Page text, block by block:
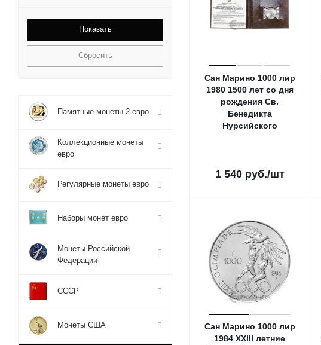
Сан Марино 1000 лир
1980 1500 лет со дня
рождения Св.
Бенедикта
Нурсийского
1 540руб./шт
Сан Марино 1000 лир
1984 XXIII летние
Сбросить
Памятные монеты 2 евро
Коллекционные монеты
евро
Регулярные монеты евро
Наборы монет евро
Монеты Российской
Федерации
СССР
Монеты США